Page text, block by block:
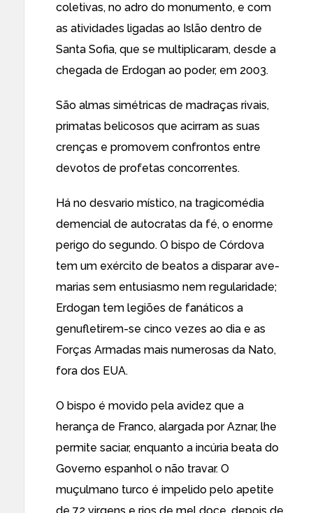
coletivas, no adro do monumento, e com
as atividades ligadas ao Islão dentro de
Santa Sofia, que se multiplicaram, desde a
chegada de Erdogan ao poder, em 2003.
São almas simétricas de madraças rivais,
primatas belicosos que acirram as suas
crenças e promovem confrontos entre
devotos de profetas concorrentes.
Há no desvario místico, na tragicomédia
demencial de autocratas da fé, o enorme
perigo do segundo. O bispo de Córdova
tem um exército de beatos a disparar ave-
marias sem entusiasmo nem regularidade;
Erdogan tem legiões de fanáticos a
genufletirem-se cinco vezes ao dia e as
Forças Armadas mais numerosas da Nato,
fora dos EUA.
O bispo é movido pela avidez que a
herança de Franco, alargada por Aznar, lhe
permite saciar, enquanto a incúria beata do
Governo espanhol o não travar. O
muçulmano turco é impelido pelo apetite